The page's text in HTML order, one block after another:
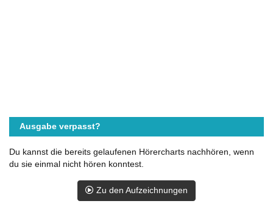
Ausgabe verpasst?
Du kannst die bereits gelaufenen Hörercharts nachhören, wenn
du sie einmal nicht hören konntest.
Zu den Aufzeichnungen